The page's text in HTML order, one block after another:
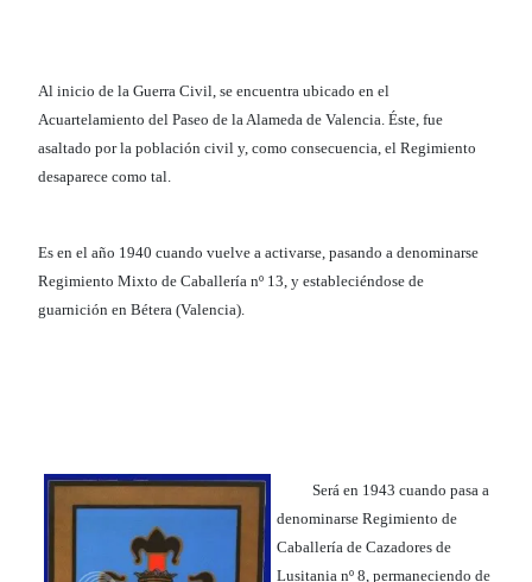
Al inicio de la Guerra Civil, se encuentra ubicado en el
Acuartelamiento del Paseo de la Alameda de Valencia. Éste, fue
asaltado por la población civil y, como consecuencia, el Regimiento
desaparece como tal.
Es en el año 1940 cuando vuelve a activarse, pasando a denominarse
Regimiento Mixto de Caballería nº 13, y estableciéndose de
guarnición en Bétera (Valencia).
Será en 1943 cuando pasa a
denominarse Regimiento de
Caballería de Cazadores de
Lusitania nº 8, permaneciendo de